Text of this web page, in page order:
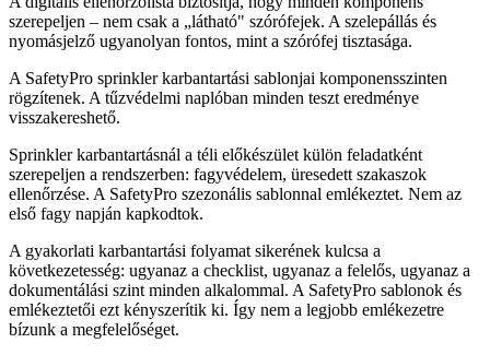
szerepeljen – nem csak a „látható" szórófejek. A szelepállás és
nyomásjelző ugyanolyan fontos, mint a szórófej tisztasága.
A SafetyPro sprinkler karbantartási sablonjai komponensszinten
rögzítenek. A tűzvédelmi naplóban minden teszt eredménye
visszakereshető.
Sprinkler karbantartásnál a téli előkészület külön feladatként
szerepeljen a rendszerben: fagyvédelem, üresedett szakaszok
ellenőrzése. A SafetyPro szezonális sablonnal emlékeztet. Nem az
első fagy napján kapkodtok.
A gyakorlati karbantartási folyamat sikerének kulcsa a
következetesség: ugyanaz a checklist, ugyanaz a felelős, ugyanaz a
dokumentálási szint minden alkalommal. A SafetyPro sablonok és
emlékeztetői ezt kényszerítik ki. Így nem a legjobb emlékezetre
bízunk a megfelelőséget.